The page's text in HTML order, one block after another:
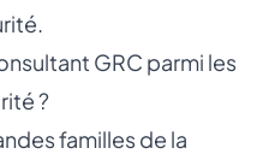
.
GRC parmi les
?
familles de la